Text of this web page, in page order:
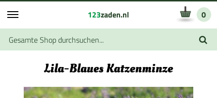
123zaden.nl 0
Lila-Blaues Katzenminze